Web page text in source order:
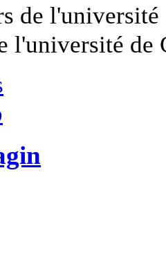
de
l'université